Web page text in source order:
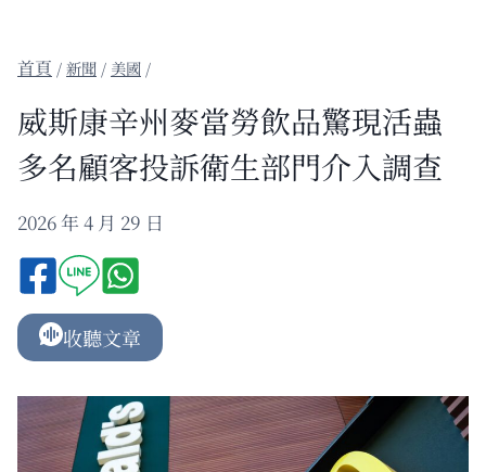
/新聞 / 美國 /
威斯康辛州麥當勞飲品驚現活蟲
多名顧客投訴衛生部門介入調查
2026 年 4 月 29 日
收聽文章